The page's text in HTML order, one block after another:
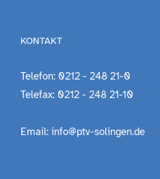
KONTAKT
Telefon: 0212 - 248 21-0
Telefax: 0212 - 248 21-10
Email: info@ptv-solingen.de